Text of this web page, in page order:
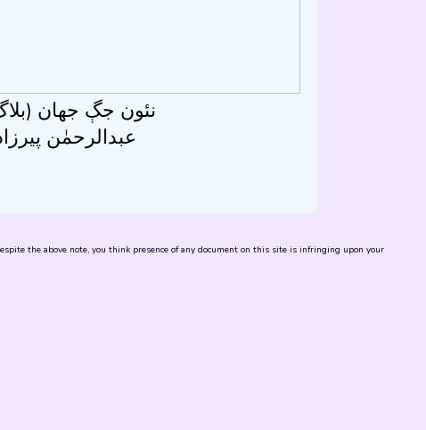
نئون جڳ جھان
عبدالرحمٰن
the above note, you think presence of any document on this site is infringing upon your